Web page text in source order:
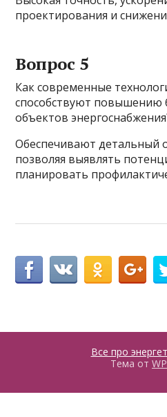
проектирования и
Вопрос 5
Как современные
способствуют повышению
объектов
Обеспечивают детальный
позволяя выявлять
планировать
Все про
Тема от